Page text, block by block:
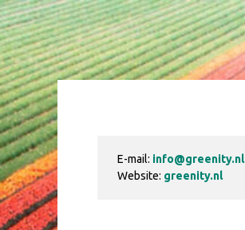
E-mail: info@greenity.nl
Website: greenity.nl